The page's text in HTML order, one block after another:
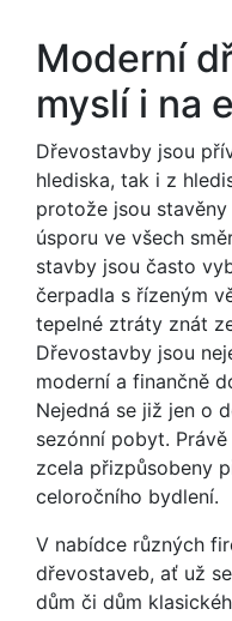
Moderní
myslí i na
Dřevostavby jsou
hlediska, tak i z
protože jsou
úsporu ve všech
stavby jsou často
čerpadla s řízeným
tepelné ztráty znát
Dřevostavby jsou
moderní a finančně
Nejedná se již jen o
sezónní pobyt.
zcela přizpůsobeny
celoročního bydlení.
V nabídce různých
dřevostaveb, ať už
dům či dům